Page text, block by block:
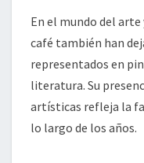
En el mundo del
café también han
representados en
literatura. Su
artísticas refleja la
lo largo de los años.